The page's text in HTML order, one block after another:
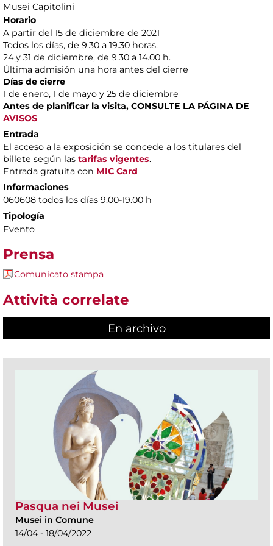
Musei Capitolini
Horario
A partir del 15 de diciembre de 2021
Todos los días, de 9.30 a 19.30 horas.
24 y 31 de diciembre, de 9.30 a 14.00 h.
Última admisión una hora antes del cierre
Días de cierre
1 de enero, 1 de mayo y 25 de diciembre
Antes de planificar la visita, CONSULTE LA PÁGINA DE
AVISOS
Entrada
El acceso a la exposición se concede a los titulares del
billete según las tarifas vigentes.
Entrada gratuita con MIC Card
Informaciones
060608 todos los días 9.00-19.00 h
Tipología
Evento
Prensa
Comunicato stampa
Attività correlate
En archivo
Pasqua nei Musei
Musei in Comune
14/04 - 18/04/2022